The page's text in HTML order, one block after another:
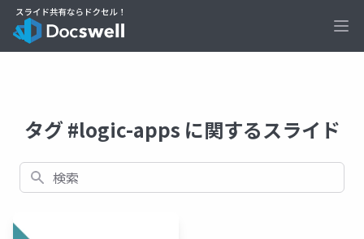
タグ #logic-apps に関するスライド
検索